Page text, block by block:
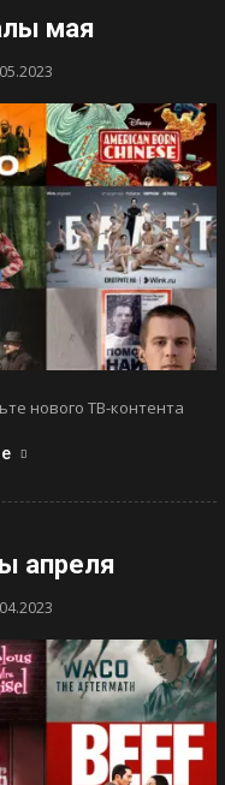
мая
нового ТВ-контента
апреля